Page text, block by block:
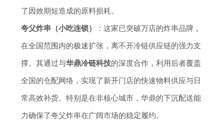
了因效期短造成的原料损耗。
夸父炸串（小吃连锁）
：这家已突破万店的炸串品牌，
在全国范围内的极速扩张，离不开冷链供应链的强力支
撑。其通过与华鼎冷链科技的深度合作，利用后者覆盖
全国的仓配网络，实现了新开门店的快速物料供应与日
常高效补货。特别是在非核心城市，华鼎的下沉配送能
力确保了夸父炸串在广阔市场的稳定履约。